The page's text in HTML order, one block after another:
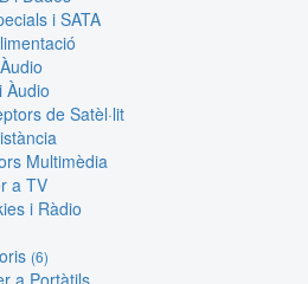
i SATA
Àudio
de Satèl·lit
Multimèdia
a TV
i Ràdio
(6)